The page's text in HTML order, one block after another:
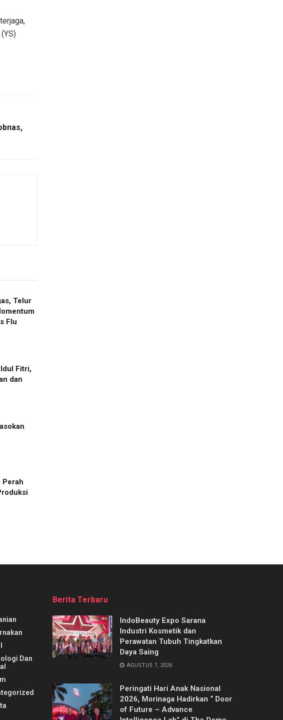
Telur
Flu
Fitri,
dan
Perah
Dan
Berita Terbaru
IndoBeauty Expo Sarana
Industri Kosmetik dan
Perawatan Tubuh Tingkatkan
Daya Saing
AGUSTUS 7, 2026
Peringati Hari Anak Nasional
2026, Morinaga Hadirkan “ Door
of Future – Advance